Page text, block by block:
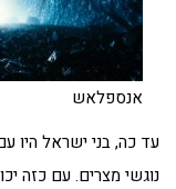
אנספלאש
עד כה, בני ישראל היו
נוגשי מצרים. עם כזה